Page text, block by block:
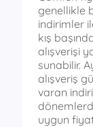
genellikle
indirimler
kış
alışverişi
sunabilir.
alışveriş
varan
uygun